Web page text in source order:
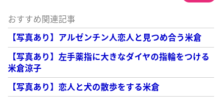
おすすめ関連記事
【写真あり】アルゼンチン人恋人と見つめ合う米倉
【写真あり】左手薬指に大きなダイヤの指輪をつける
米倉涼子
【写真あり】恋人と犬の散歩をする米倉